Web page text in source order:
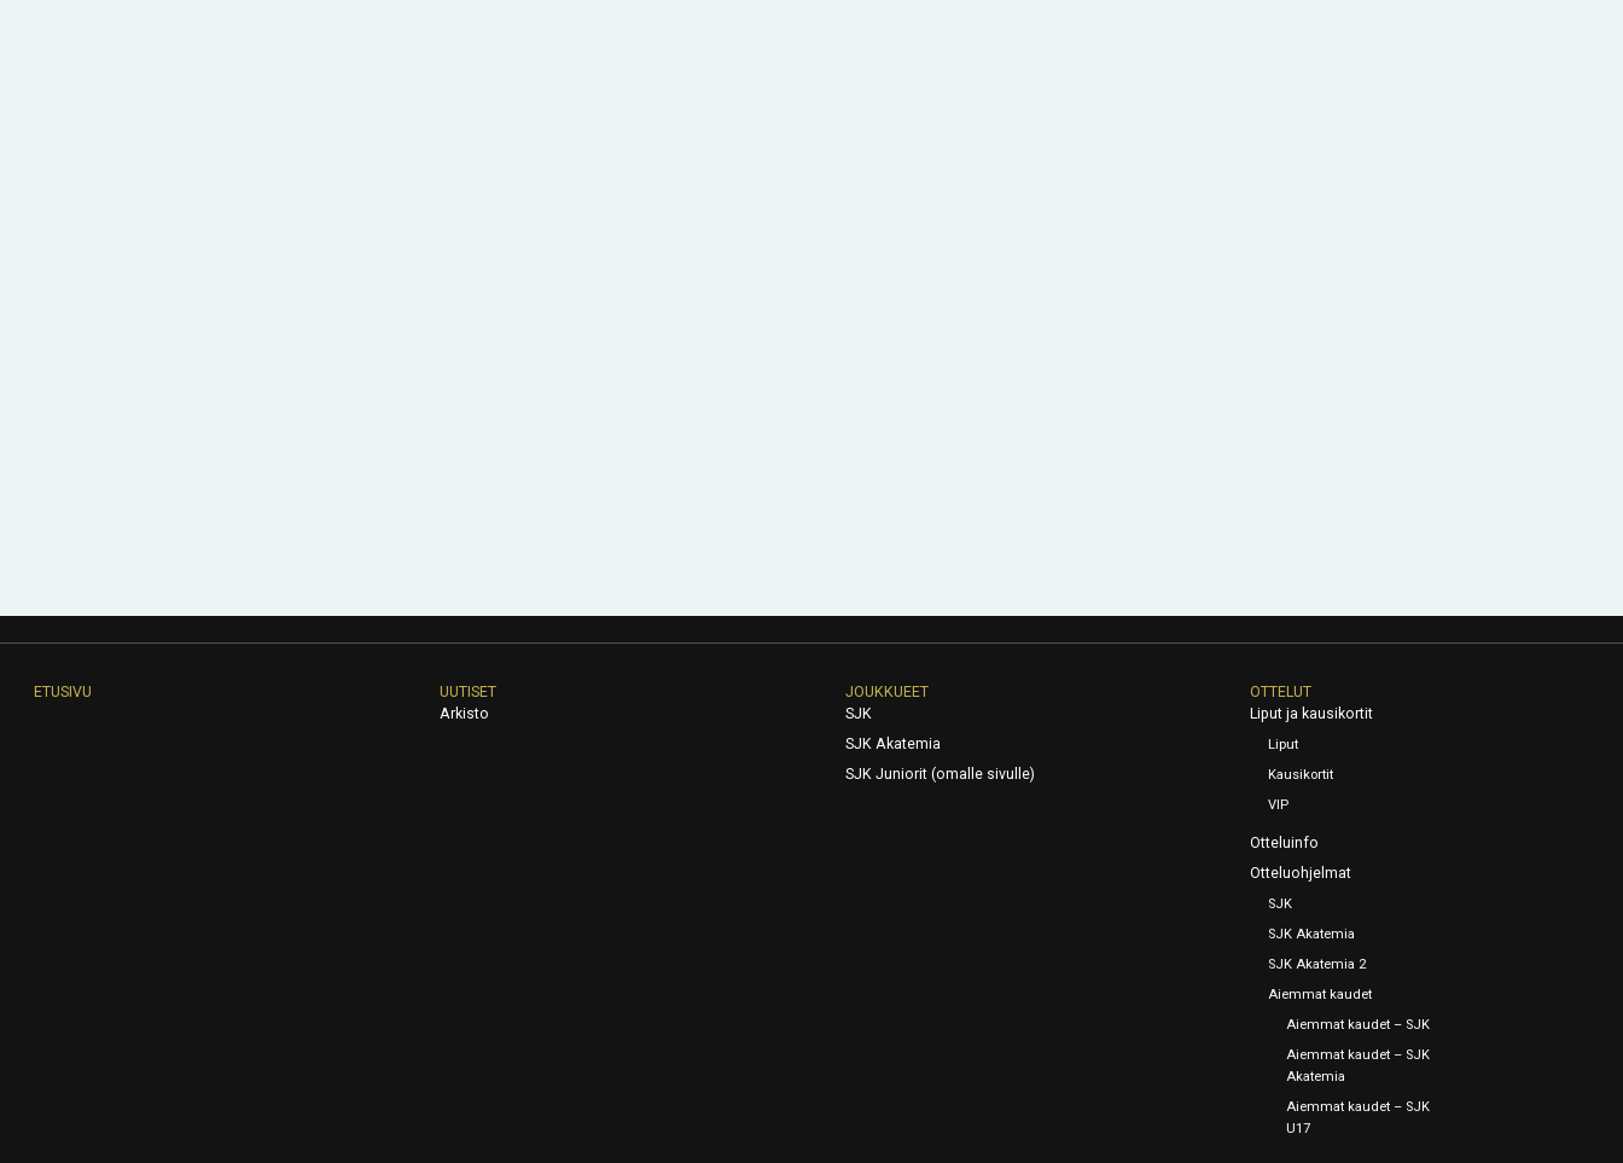
ETUSIVU
UUTISET
Arkisto
JOUKKUEET
SJK
SJK Akatemia
SJK Juniorit (omalle sivulle)
OTTELUT
Liput ja kausikortit
Liput
Kausikortit
VIP
Otteluinfo
Otteluohjelmat
SJK
SJK Akatemia
SJK Akatemia 2
Aiemmat kaudet
Aiemmat kaudet – SJK
Aiemmat kaudet – SJK
Akatemia
Aiemmat kaudet – SJK
U17